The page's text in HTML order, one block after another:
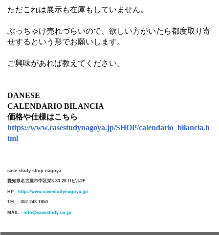
ただこれは展示も在庫もしていません。
ぶっちゃけ売れづらいので、欲しい方がいたら都度取り寄
せするという形でお願いします。
ご興味があれば教えてください。
DANESE
CALENDARIO BILANCIA
価格や仕様はこちら
https://www.casestudynagoya.jp/SHOP/calendario_bilancia.h
tml
case study shop nagoya
愛知県名古屋市中区栄3-33-28 Uビル2F
HP : http://www.casestudynagoya.jp/
TEL : 052-243-1950
MAIL : info@casestudy.co.jp